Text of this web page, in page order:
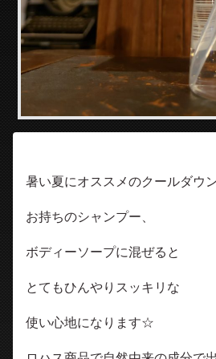
暑い夏にオススメのクールダウ
お持ちのシャンプー、
ボディーソープに混ぜると
とてもひんやりスッキリな
使い心地になります☆